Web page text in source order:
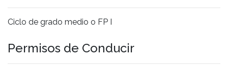
Ciclo de grado medio o FP I
Permisos de Conducir